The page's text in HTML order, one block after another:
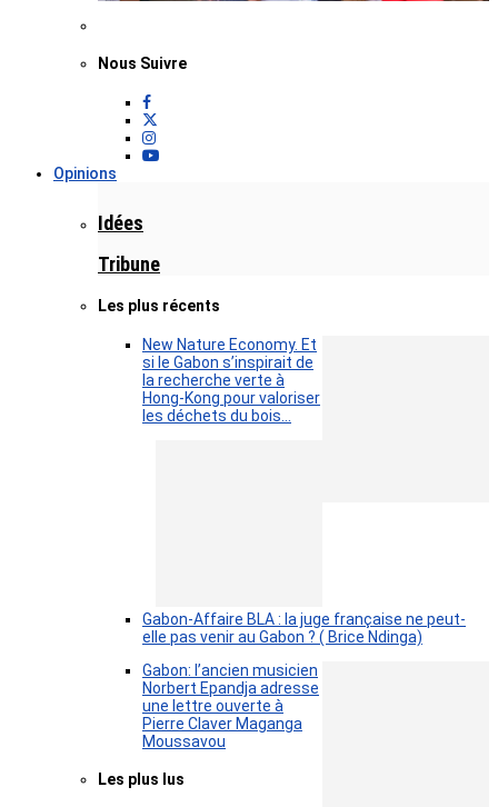
Nous Suivre
Opinions
Idées
Tribune
Les plus récents
New Nature Economy. Et
si le Gabon s’inspirait de
la recherche verte à
Hong-Kong pour valoriser
les déchets du bois…
Gabon-Affaire BLA : la juge française ne peut-
elle pas venir au Gabon ? ( Brice Ndinga)
Gabon: l’ancien musicien
Norbert Epandja adresse
une lettre ouverte à
Pierre Claver Maganga
Moussavou
Les plus lus